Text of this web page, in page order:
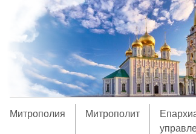
Митрополия Митрополит